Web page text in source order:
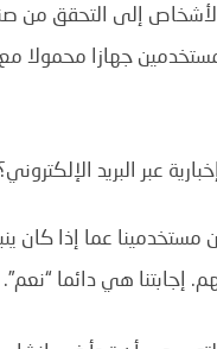
إلى التحقق من
جهازا محمولا مع
عبر البريد
مستخدمينا عما إذا كان
إجابتنا هي دائما “نعم”.